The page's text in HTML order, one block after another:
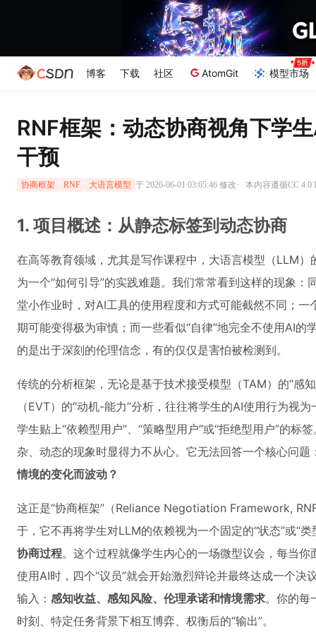
博客 下载 社区 AtomGit 模型市场
RNF框架：动态协商视角下学
干预
协商框架 RNF 大语言模型 于 2026-06-01 03:05:46 修改· 本内容遵循CC 4.0
1. 项目概述：从静态标签到动态协商
在高等教育领域，尤其是写作课程中，大语言模型（LLM）
为一个“如何引导”的实践难题。我们常常看到这样的现象
堂小作业时，对AI工具的使用程度和方式可能截然不同；
期可能变得极为审慎；而一些看似“自律”地完全不使用AI
的是出于深刻的伦理信念，有的仅仅是害怕被检测到。
传统的分析框架，无论是基于技术接受模型（TAM）的“感
（EVT）的“动机-能力”分析，往往将学生的AI使用行为视
学生贴上“依赖型用户”、“策略型用户”或“拒绝型用户”的标
杂、动态的现象时显得力不从心。它无法回答一个核心问题
情境的变化而波动？
这正是“协商框架”（Reliance Negotiation Framework,
于，它不再将学生对LLM的依赖视为一个固定的“状态”或“
协商过程。这个过程就像学生内心的一场微型议会，每当
使用AI时，四个“议员”就会开始激烈辩论并最终达成一个决
输入： 感知收益、感知风险、伦理承诺和情境需求。你的每
时刻、特定任务背景下相互博弈、权衡后的“输出”。